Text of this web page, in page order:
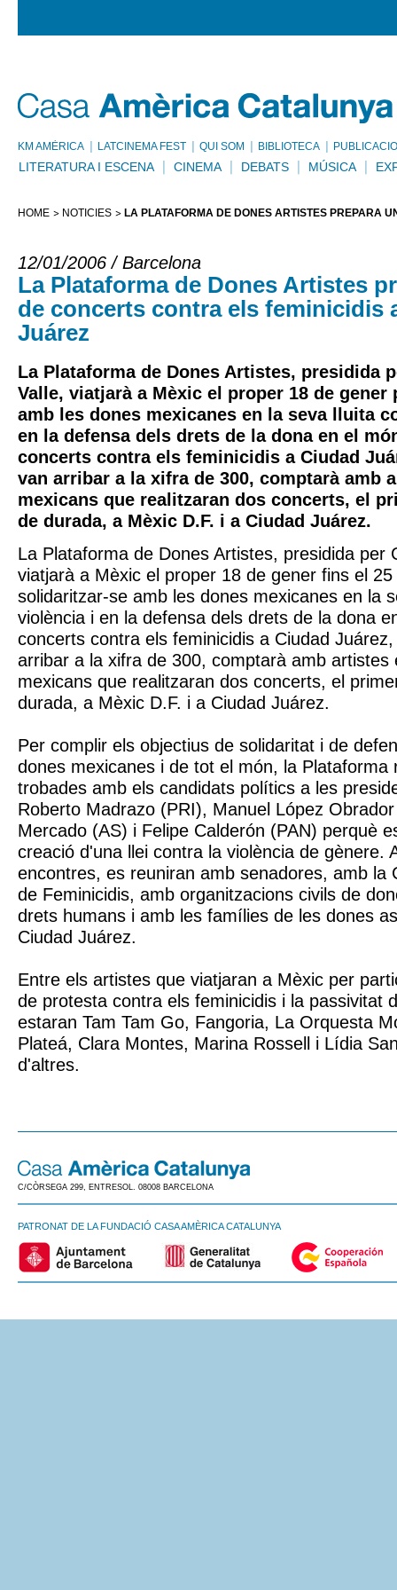
KM AMÈRICA LATCINEMA FEST QUI SOM BIBLIOTECA
LITERATURA I ESCENA CINEMA DEBATS MÚSICA
HOME NOTÍCIES LA PLATAFORMA DE DONES ARTISTES PREPARA
12/01/2006 / Barcelona
La Plataforma de Dones Artistes
de concerts contra els feminicidis
Juárez
La Plataforma de Dones Artistes, presidida
Valle, viatjarà a Mèxic el proper 18 de
amb les dones mexicanes en la seva lluita
en la defensa dels drets de la dona en el
concerts contra els feminicidis a Ciudad
van arribar a la xifra de 300, comptarà amb
mexicans que realitzaran dos concerts, el
de durada, a Mèxic D.F. i a Ciudad Juárez.
La Plataforma de Dones Artistes, presidida per
viatjarà a Mèxic el proper 18 de gener fins el
solidaritzar-se amb les dones mexicanes en la
violència i en la defensa dels drets de la dona
concerts contra els feminicidis a Ciudad
arribar a la xifra de 300, comptarà amb artistes
mexicans que realitzaran dos concerts, el
durada, a Mèxic D.F. i a Ciudad Juárez.
Per complir els objectius de solidaritat i de
dones mexicanes i de tot el món, la Plataforma
trobades amb els candidats polítics a les
Roberto Madrazo (PRI), Manuel López
Mercado (AS) i Felipe Calderón (PAN) perquè
creació d'una llei contra la violència de gènere.
encontres, es reuniran amb senadores, amb la
de Feminicidis, amb organitzacions civils de
drets humans i amb les famílies de les dones
Ciudad Juárez.
Entre els artistes que viatjaran a Mèxic per
de protesta contra els feminicidis i la passivitat
estaran Tam Tam Go, Fangoria, La Orquesta
Plateá, Clara Montes, Marina Rossell i Lídia
d'altres.
C/CÒRSEGA 299, ENTRESOL. 08008 BARCELONA
PATRONAT DE LA FUNDACIÓ CASA AMÈRICA CATALUNYA